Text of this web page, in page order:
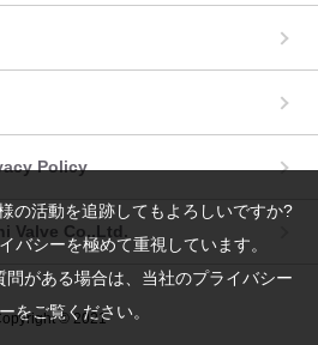
Policy
Valve Co.,Ltd.
© 2021
の活動を追跡してもよろしいですか?
バシーを極めて重視しています。
がある場合は、当社のプライバシー
をご覧ください。